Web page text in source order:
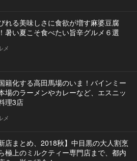
れる美味しさに食欲が増す麻婆豆腐
暑い夏こそ食べたい旨辛グルメ６選
メ
籍化する高田馬場のいま！バインミー
場のラーメンやカレーなど、エスニッ
理3店
メ
新店まとめ、2018秋】中目黒の大人割烹
極上のミルクティー専門店まで、都内